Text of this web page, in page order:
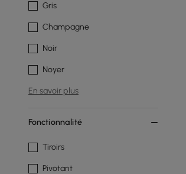
Gris
Champagne
Noir
Noyer
En savoir plus
Fonctionnalité
Tiroirs
Pivotant